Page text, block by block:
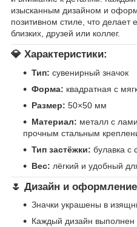
изысканным дизайном и
позитивном стиле, что
близких, друзей или коллег.
💎 Характеристики:
Тип: сувенирный значок
Форма: квадратная с
Размер: 50×50 мм
Материал: металл с
прочным стальным
Тип застёжки: булавка с
Вес: лёгкий и удобный
🌷 Дизайн и оформление
Значки украшены в
Каждый дизайн выполнен